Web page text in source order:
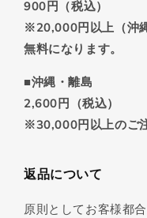
900円（税込）
※20,000円以上（沖
無料になります。
■沖縄・離島
2,600円（税込）
※30,000円以上のご
返品について
原則としてお客様都